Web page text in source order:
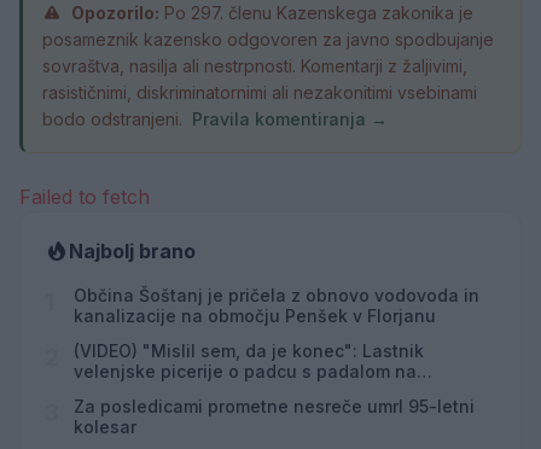
Opozorilo: Po 297. členu Kazenskega zakonika je
posameznik kazensko odgovoren za javno spodbujanje
sovraštva, nasilja ali nestrpnosti. Komentarji z žaljivimi,
rasističnimi, diskriminatornimi ali nezakonitimi vsebinami
bodo odstranjeni. Pravila komentiranja →
Failed to fetch
Najbolj brano
Občina Šoštanj je pričela z obnovo vodovoda in
kanalizacije na območju Penšek v Florjanu
(VIDEO) "Mislil sem, da je konec": Lastnik
velenjske picerije o padcu s padalom na
Za posledicami prometne nesreče umrl 95-letni
kolesar